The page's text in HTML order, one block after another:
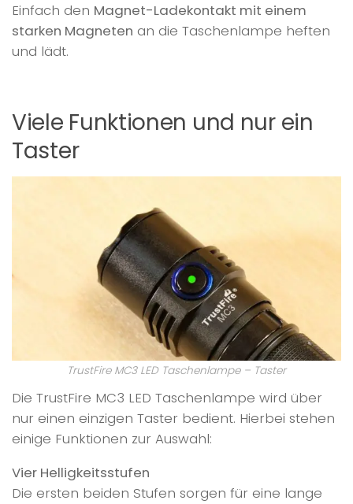
Einfach den Magnet-Ladekontakt mit einem
starken Magneten an die Taschenlampe heften
und lädt.
Viele Funktionen und nur ein
Taster
TrustFire MC3 LED Taschenlampe – Taster
Die TrustFire MC3 LED Taschenlampe wird über
nur einen einzigen Taster bedient. Hierbei stehen
einige Funktionen zur Auswahl:
Vier Helligkeitsstufen
Die ersten beiden Stufen sorgen für eine lange